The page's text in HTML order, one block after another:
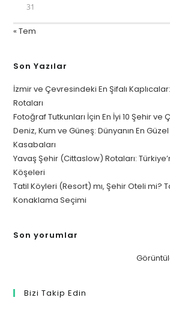
31
« Tem
Son Yazılar
İzmir ve Çevresindeki En Şifalı
Rotaları
Fotoğraf Tutkunları İçin En İyi 10 Şehir ve
Deniz, Kum ve Güneş: Dünyanın En
Kasabaları
Yavaş Şehir (Cittaslow) Rotaları:
Köşeleri
Tatil Köyleri (Resort) mı, Şehir Oteli mi?
Konaklama Seçimi
Son yorumlar
Bizi Takip Edin